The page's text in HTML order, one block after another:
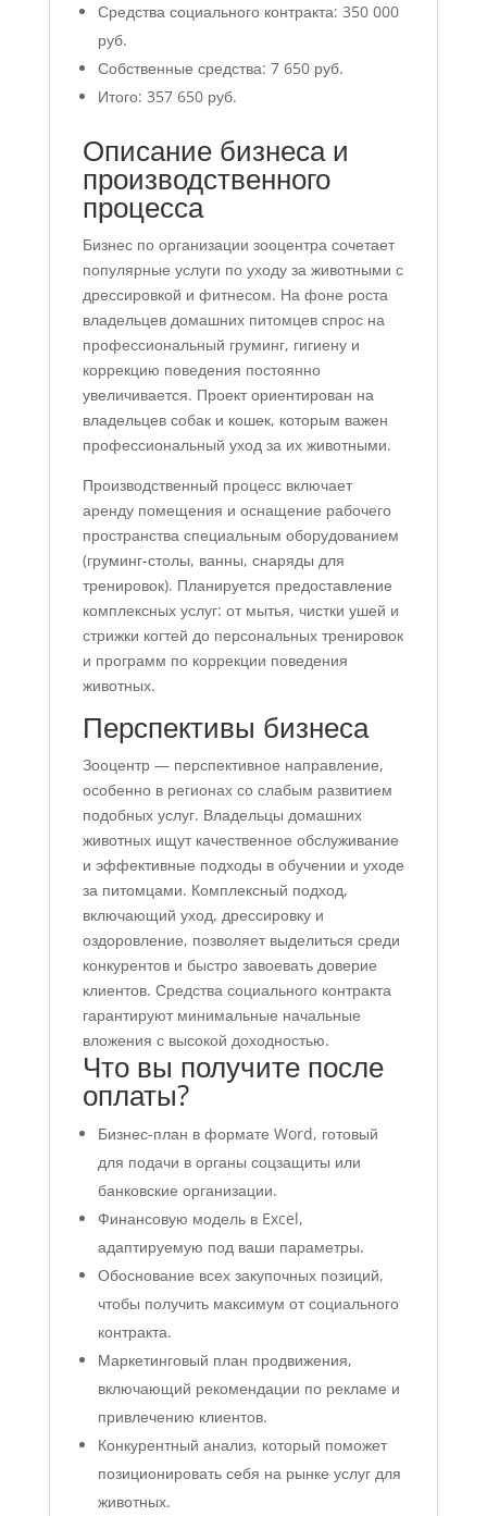
Средства социального контракта: 350 000
руб.
Собственные средства: 7 650 руб.
Итого: 357 650 руб.
Описание бизнеса и
производственного
процесса
Бизнес по организации зооцентра сочетает
популярные услуги по уходу за животными с
дрессировкой и фитнесом. На фоне роста
владельцев домашних питомцев спрос на
профессиональный груминг, гигиену и
коррекцию поведения постоянно
увеличивается. Проект ориентирован на
владельцев собак и кошек, которым важен
профессиональный уход за их животными.
Производственный процесс включает
аренду помещения и оснащение рабочего
пространства специальным оборудованием
(груминг-столы, ванны, снаряды для
тренировок). Планируется предоставление
комплексных услуг: от мытья, чистки ушей и
стрижки когтей до персональных тренировок
и программ по коррекции поведения
животных.
Перспективы бизнеса
Зооцентр — перспективное направление,
особенно в регионах со слабым развитием
подобных услуг. Владельцы домашних
животных ищут качественное обслуживание
и эффективные подходы в обучении и уходе
за питомцами. Комплексный подход,
включающий уход, дрессировку и
оздоровление, позволяет выделиться среди
конкурентов и быстро завоевать доверие
клиентов. Средства социального контракта
гарантируют минимальные начальные
вложения с высокой доходностью.
Что вы получите после
оплаты?
Бизнес-план в формате Word, готовый
для подачи в органы соцзащиты или
банковские организации.
Финансовую модель в Excel,
адаптируемую под ваши параметры.
Обоснование всех закупочных позиций,
чтобы получить максимум от социального
контракта.
Маркетинговый план продвижения,
включающий рекомендации по рекламе и
привлечению клиентов.
Конкурентный анализ, который поможет
позиционировать себя на рынке услуг для
животных.